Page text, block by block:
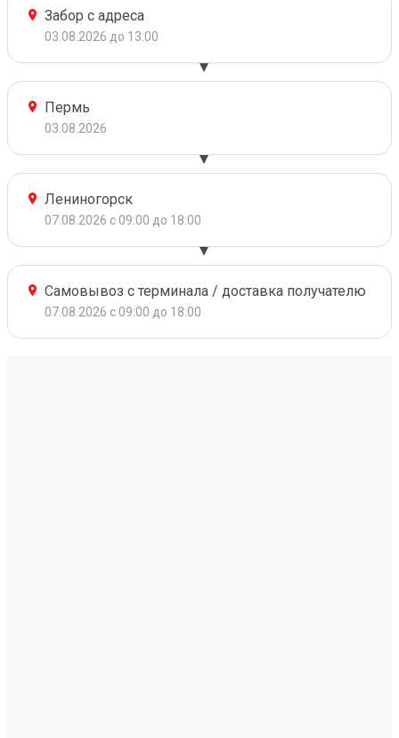
Забор с адреса
03.08.2026 до 13:00
Пермь
03.08.2026
Лениногорск
07.08.2026 с 09:00 до 18:00
Самовывоз с терминала / доставка получателю
07.08.2026 с 09:00 до 18:00